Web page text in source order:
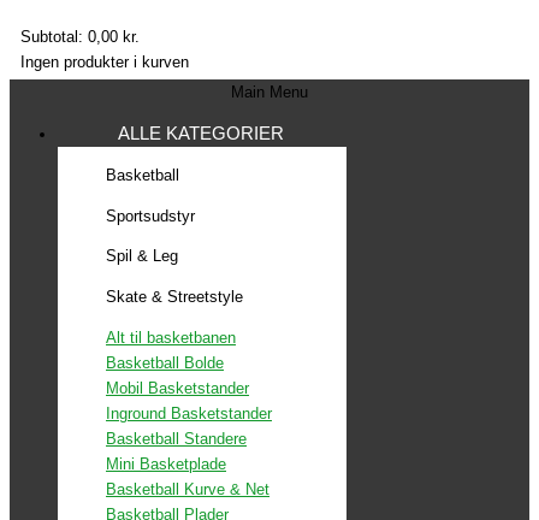
Subtotal: 0,00 kr.
Ingen produkter i kurven
Main Menu
ALLE KATEGORIER
Basketball
Sportsudstyr
Spil & Leg
Skate & Streetstyle
Alt til basketbanen
Basketball Bolde
Mobil Basketstander
Inground Basketstander
Basketball Standere
Mini Basketplade
Basketball Kurve & Net
Basketball Plader